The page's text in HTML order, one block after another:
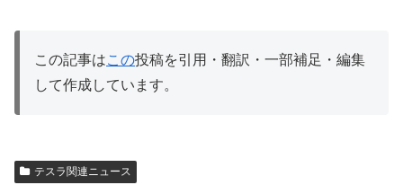
この記事はこの投稿を引用・翻訳・一部補足・編集
して作成しています。
テスラ関連ニュース